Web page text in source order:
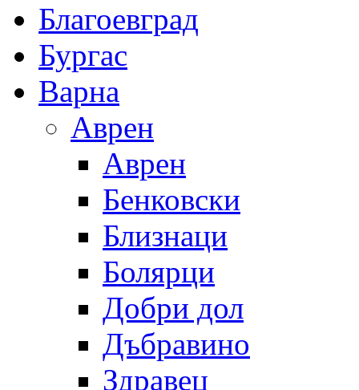
Благоевград
Бургас
Варна
Аврен
Аврен
Бенковски
Близнаци
Болярци
Добри дол
Дъбравино
Здравец